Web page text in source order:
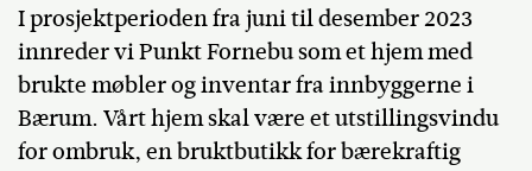
I prosjektperioden fra juni til desember 2023
innreder vi Punkt Fornebu som et hjem med
brukte møbler og inventar fra innbyggerne i
Bærum. Vårt hjem skal være et utstillingsvindu
for ombruk, en bruktbutikk for bærekraftig